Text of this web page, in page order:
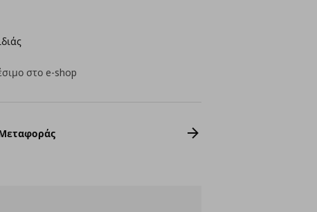
στο e-shop